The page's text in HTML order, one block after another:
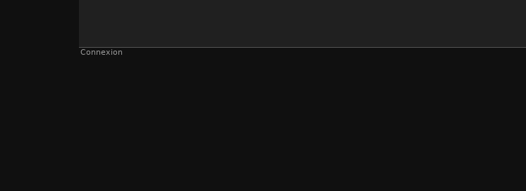
Connexion